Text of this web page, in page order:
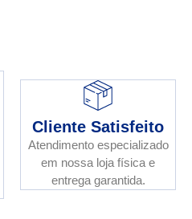
Cliente Satisfeito
Atendimento especializado
em nossa loja física e
entrega garantida.